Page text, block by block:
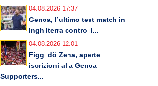
04.08.2026 17:37
Genoa, l’ultimo test match in
Inghilterra contro il...
04.08.2026 12:01
Figgi dö Zena, aperte
iscrizioni alla Genoa
Supporters...